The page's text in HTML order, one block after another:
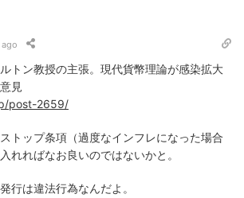
ルトン教授の主張。現代貨幣理論が感染拡大
見
post-2659/
トップ条項（過度なインフレになった場合
れればなお良いのではないかと。
行は違法行為なんだよ。